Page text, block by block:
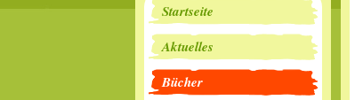
Startseite
Aktuelles
Bücher